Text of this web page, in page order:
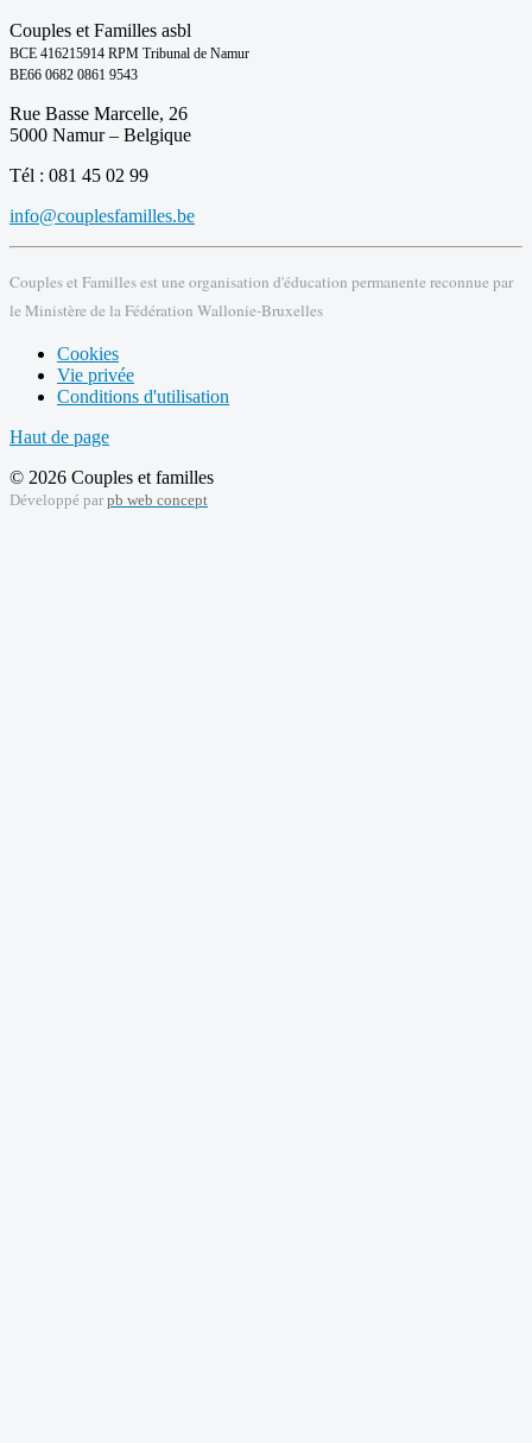
Couples et Familles asbl
BCE 416215914 RPM Tribunal de Namur
BE66 0682 0861 9543
Rue Basse Marcelle, 26
5000 Namur – Belgique
Tél : 081 45 02 99
info@couplesfamilles.be
Couples et Familles est une organisation d'éducation permanente reconnue par
le Ministère de la Fédération Wallonie-Bruxelles
Cookies
Vie privée
Conditions d'utilisation
Haut de page
© 2026 Couples et familles
Développé par pb web concept